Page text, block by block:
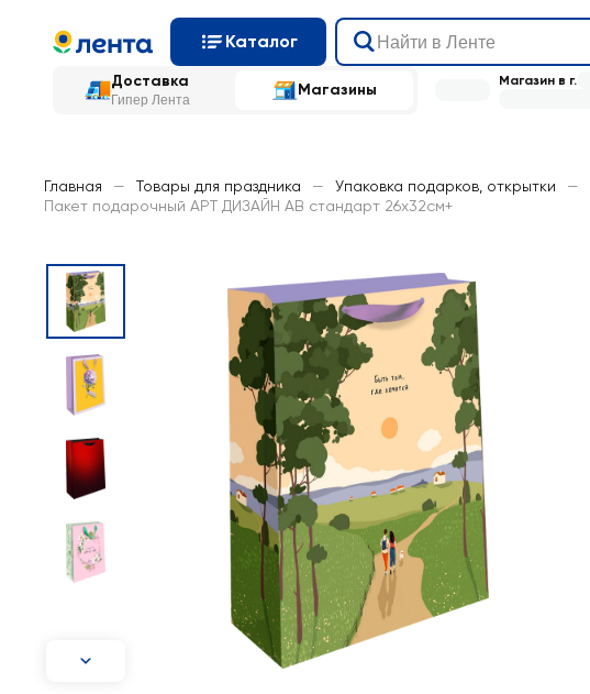
Каталог
Доставка
Гипер Лента
Магазины Магазин в г.
Главная — Товары для праздника — Упаковка подарков, открытки —
Пакет подарочный АРТ ДИЗАЙН АВ стандарт 26х32см+